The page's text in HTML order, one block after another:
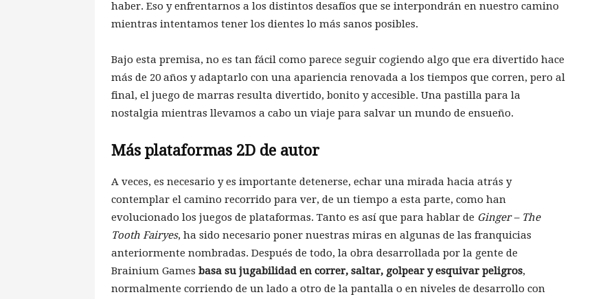
haber. Eso y enfrentarnos a los distintos desafíos que se interpondrán en nuestro camino
mientras intentamos tener los dientes lo más sanos posibles.
Bajo esta premisa, no es tan fácil como parece seguir cogiendo algo que era divertido hace
más de 20 años y adaptarlo con una apariencia renovada a los tiempos que corren, pero al
final, el juego de marras resulta divertido, bonito y accesible. Una pastilla para la
nostalgia mientras llevamos a cabo un viaje para salvar un mundo de ensueño.
Más plataformas 2D de autor
A veces, es necesario y es importante detenerse, echar una mirada hacia atrás y
contemplar el camino recorrido para ver, de un tiempo a esta parte, como han
evolucionado los juegos de plataformas. Tanto es así que para hablar de Ginger – The
Tooth Fairyes, ha sido necesario poner nuestras miras en algunas de las franquicias
anteriormente nombradas. Después de todo, la obra desarrollada por la gente de
Brainium Games basa su jugabilidad en correr, saltar, golpear y esquivar peligros,
normalmente corriendo de un lado a otro de la pantalla o en niveles de desarrollo con